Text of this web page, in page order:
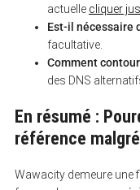
actuelle cliquer
Est-il nécessaire
facultative.
Comment
des DNS
En résumé :
référence
Wawacity demeure une